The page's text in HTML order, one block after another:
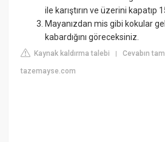
ile karıştırın ve üzerini kapatıp
Mayanızdan mis gibi kokular
kabardığını göreceksiniz.
Kaynak kaldırma talebi |Cevabın
tazemayse.com